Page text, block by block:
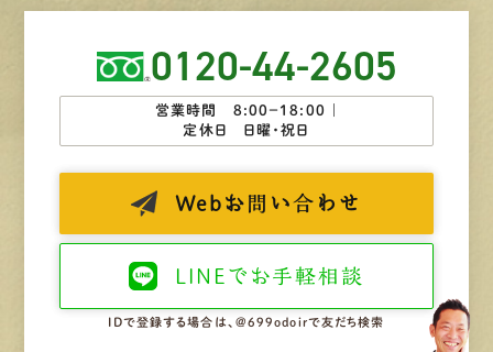
0120-44-2605
営業時間 8:00−18:00 ｜
定休日 日曜・祝日
Web お問い合わせ
LINEで お手軽相談
IDで登録する場合は、@699odoirで友だち検索